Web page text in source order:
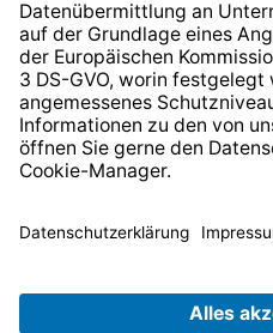
* Alle Preise inkl.
anders
© 2026